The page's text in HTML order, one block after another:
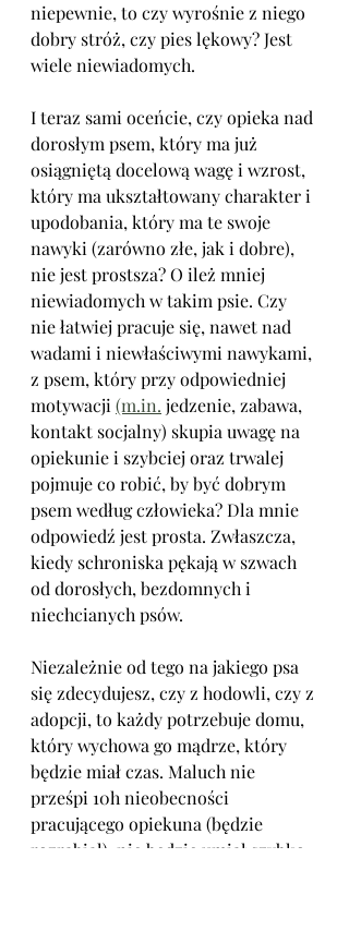
niepewnie, to czy wyrośnie z niego
dobry stróż, czy pies lękowy? Jest
wiele niewiadomych.
I teraz sami oceńcie, czy opieka nad
dorosłym psem, który ma już
osiągniętą docelową wagę i wzrost,
który ma ukształtowany charakter i
upodobania, który ma te swoje
nawyki (zarówno złe, jak i dobre),
nie jest prostsza? O ileż mniej
niewiadomych w takim psie. Czy
nie łatwiej pracuje się, nawet nad
wadami i niewłaściwymi nawykami,
z psem, który przy odpowiedniej
motywacji (m.in. jedzenie, zabawa,
kontakt socjalny) skupia uwagę na
opiekunie i szybciej oraz trwalej
pojmuje co robić, by być dobrym
psem według człowieka? Dla mnie
odpowiedź jest prosta. Zwłaszcza,
kiedy schroniska pękają w szwach
od dorosłych, bezdomnych i
niechcianych psów.
Niezależnie od tego na jakiego psa
się zdecydujesz, czy z hodowli, czy z
adopcji, to każdy potrzebuje domu,
który wychowa go mądrze, który
będzie miał czas. Maluch nie
prześpi 10h nieobecności
pracującego opiekuna (będzie
rozrabiał), nie będzie umiał szybko